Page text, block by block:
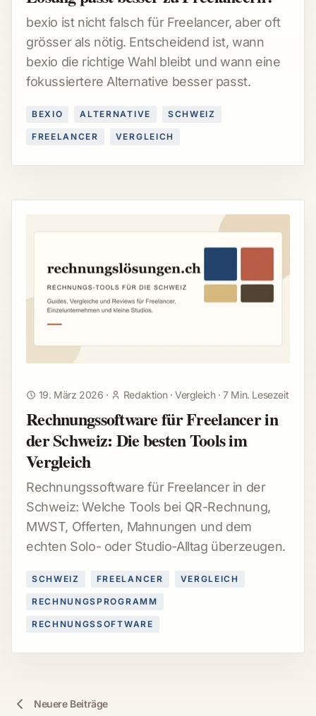
bexio ist nicht falsch für Freelancer, aber oft
grösser als nötig. Entscheidend ist, wann
bexio die richtige Wahl bleibt und wann eine
fokussiertere Alternative besser passt.
BEXIO ALTERNATIVE SCHWEIZ
FREELANCER VERGLEICH
19. März 2026 · Redaktion·Vergleich ·7 Min. Lesezeit
Rechnungssoftware für Freelancer in
der Schweiz: Die besten Tools im
Vergleich
Rechnungssoftware für Freelancer in der
Schweiz: Welche Tools bei QR-Rechnung,
MWST, Offerten, Mahnungen und dem
echten Solo- oder Studio-Alltag überzeugen.
SCHWEIZ FREELANCER VERGLEICH
RECHNUNGSPROGRAMM
RECHNUNGSSOFTWARE
Neuere Beiträge